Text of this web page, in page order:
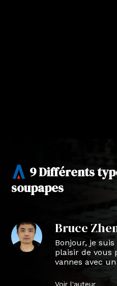
9 Différents
soupapes
Bruce
Bonjour, je
plaisir de vous
vannes avec
Voir l'auteur